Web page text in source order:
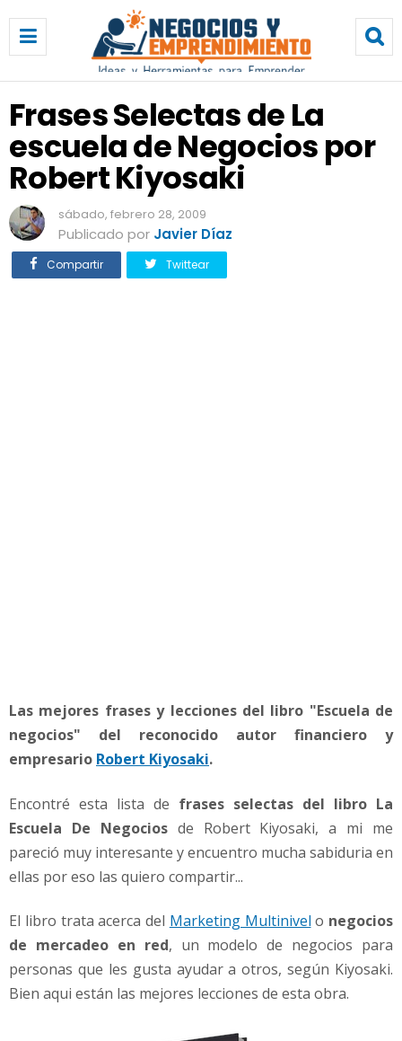
a
s
s
S
e
l
c
t
a
s
p
R
b
r
K
y
o
s
a
Frases Selectas de La
escuela de Negocios por
Robert Kiyosaki
sábado, febrero 28, 2009
Publicado por Javier Díaz
Compartir Twittear
Las mejores frases y lecciones del libro "Escuela de
negocios" del reconocido autor financiero y
empresario Robert Kiyosaki.
Encontré esta lista de frases selectas del libro La
Escuela De Negociosde Robert Kiyosaki, a mi me
pareció muy interesante y encuentro mucha sabiduria en
ellas por eso las quiero compartir...
El libro trata acerca del Marketing Multinivel o negocios
de mercadeo en red, un modelo de negocios para
personas que les gusta ayudar a otros, según Kiyosaki.
Bien aqui están las mejores lecciones de esta obra.